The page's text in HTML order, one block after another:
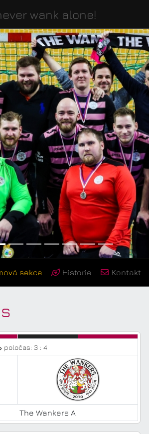
wank alone!
sekce Historie Kontakt
poločas: 3 : 4
The Wankers A